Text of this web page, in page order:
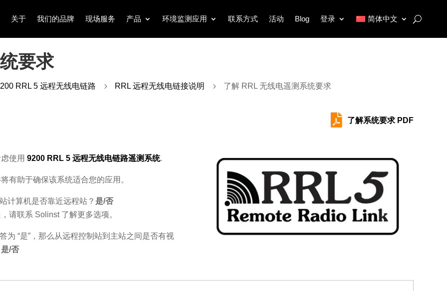
关于 我们的品牌 现场服务 产品 环境监测应用 联系方式 活动 Blog 登录 简体中文
要求
RRL 5 远程无线电链路 5 RRL 远程无线电链接说明 5 了解 RRL 无线电遥测系统要求
 了解系统要求 PDF
虑使用9200 RRL 5 远程无线电链路遥测系统.
有助于确保该系统适合您的应用。
计算机是否靠近远程站？ 是/否
请联系 Solinst 了解更多选项。
为 “是”，那么从远程控制站到主站之间是否有视
是/否